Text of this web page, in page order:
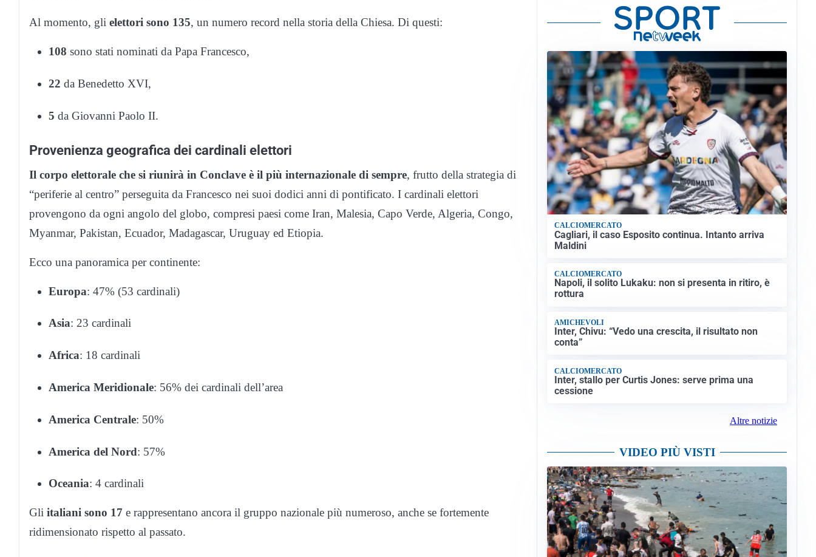
Al momento, gli elettori sono 135, un numero record nella storia della Chiesa. Di questi:
108 sono stati nominati da Papa Francesco,
22 da Benedetto XVI,
5 da Giovanni Paolo II.
Provenienza geografica dei cardinali elettori
Il corpo elettorale che si riunirà in Conclave è il più internazionale di sempre, frutto della strategia di
“periferie al centro” perseguita da Francesco nei suoi dodici anni di pontificato. I cardinali elettori
provengono da ogni angolo del globo, compresi paesi come Iran, Malesia, Capo Verde, Algeria, Congo,
Myanmar, Pakistan, Ecuador, Madagascar, Uruguay ed Etiopia.
Ecco una panoramica per continente:
Europa: 47% (53 cardinali)
Asia: 23 cardinali
Africa: 18 cardinali
America Meridionale: 56% dei cardinali dell’area
America Centrale: 50%
America del Nord: 57%
Oceania: 4 cardinali
Gli italiani sono 17 e rappresentano ancora il gruppo nazionale più numeroso, anche se fortemente
ridimensionato rispetto al passato.
CALCIOMERCATO
Cagliari, il caso Esposito continua. Intanto arriva
Maldini
CALCIOMERCATO
Napoli, il solito Lukaku: non si presenta in ritiro, è
rottura
AMICHEVOLI
Inter, Chivu: “Vedo una crescita, il risultato non
conta”
CALCIOMERCATO
Inter, stallo per Curtis Jones: serve prima una
cessione
Altre notizie
VIDEO PIÙ VISTI